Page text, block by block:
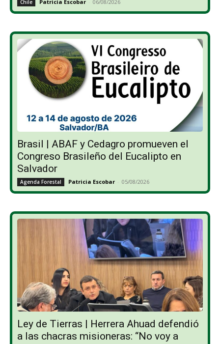
Chile Patricia Escobar - 06/08/2026
Brasil | ABAF y Cedagro promueven el
Congreso Brasileño del Eucalipto en
Salvador
Agenda Forestal Patricia Escobar - 05/08/2026
Ley de Tierras | Herrera Ahuad defendió
a las chacras misioneras: “No voy a